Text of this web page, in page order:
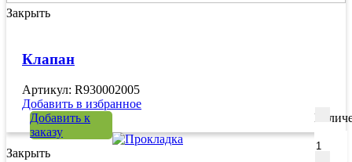
Закрыть
Клапан
Артикул: R930002005
Добавить в избранное
Добавить к
заказу
Закрыть